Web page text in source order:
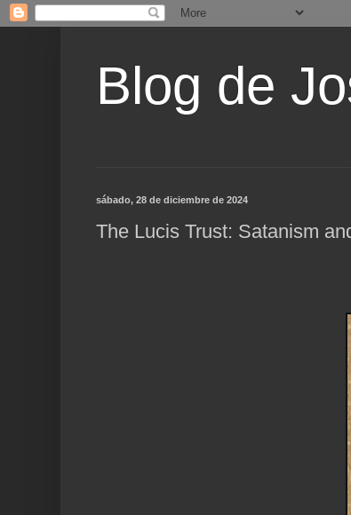
Blog de
sábado, 28 de diciembre de 2024
The Lucis Trust: Satanism